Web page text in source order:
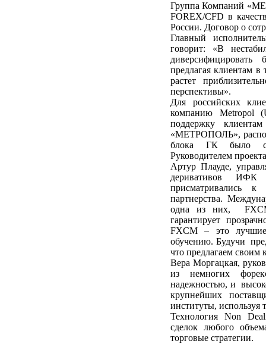
Группа Компаний
FOREX/CFD в
России. Договор о
Главный
говорит: «В
предлагая клиентам
растет
перспективы».
Для российских
компанию
поддержку
«МЕТРОПОЛЬ»,
блока ГК было
Руководителем
Артур Плауде,
деривативов
присматривались
партнерства.
одна из них,
гарантирует
FXCM – это лучшие
обучению. Будучи
что предлагаем своим
Вера Моргацкая,
из немногих
надежностью, и
крупнейших
институты, используя
Технология Non
сделок любого
торговые стратегии.